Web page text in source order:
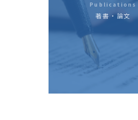
Publications
著書・論文